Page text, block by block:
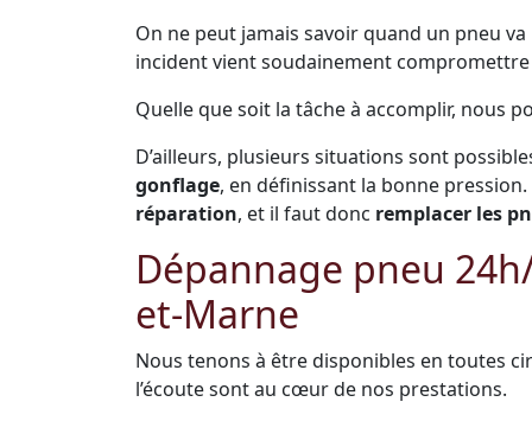
On ne peut jamais savoir quand un pneu
incident vient soudainement
Quelle que soit la tâche à accomplir, nous
D’ailleurs, plusieurs situations sont
gonflage, en définissant la bonne
réparation, et il faut donc remplacer les
Dépannage pneu
et-Marne
Nous tenons à être disponibles en toutes
l’écoute sont au cœur de nos prestations.